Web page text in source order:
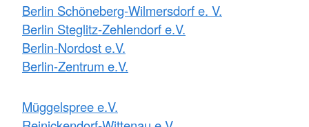
Berlin Schöneberg-Wilmersdorf e. V.
Berlin Steglitz-Zehlendorf e.V.
Berlin-Nordost e.V.
Berlin-Zentrum e.V.
Müggelspree e.V.